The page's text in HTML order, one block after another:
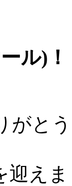
ル)！
がと
迎え